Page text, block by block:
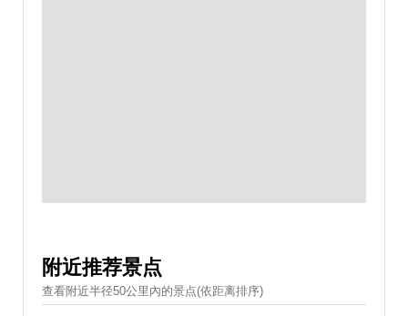
附近推荐景点
查看附近半径50公里內的景点(依距离排序)